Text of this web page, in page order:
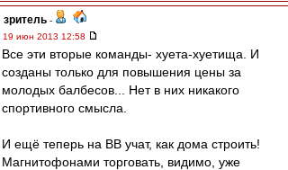
зpитель -
19 июн 2013 12:58
Все эти вторые команды- хуета-хуетища. И
созданы только для повышения цены за
молодых балбесов... Нет в них никакого
спортивного смысла.
И ещё теперь на ВВ учат, как дома строить!
Магнитофонами торговать, видимо, уже